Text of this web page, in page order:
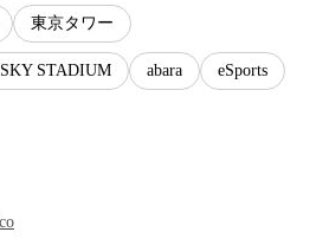
東京タワー
STADIUM abara eSports